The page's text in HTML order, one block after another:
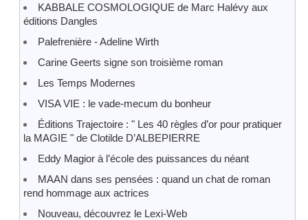
KABBALE COSMOLOGIQUE de Marc Halévy aux
éditions Dangles
Palefrenière - Adeline Wirth
Carine Geerts signe son troisième roman
Les Temps Modernes
VISA VIE : le vade-mecum du bonheur
Éditions Trajectoire : " Les 40 règles d’or pour pratiquer
la MAGIE " de Clotilde D’ALBEPIERRE
Eddy Magior à l’école des puissances du néant
MAAN dans ses pensées : quand un chat de roman
rend hommage aux actrices
Nouveau, découvrez le Lexi-Web